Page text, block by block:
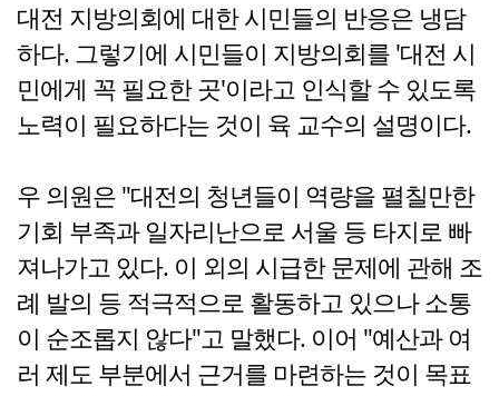
대전 지방의회에 대한 시민들의 반응은 냉담
하다. 그렇기에 시민들이 지방의회를 '대전 시
민에게 꼭 필요한 곳'이라고 인식할 수 있도록
노력이 필요하다는 것이 육 교수의 설명이다.
우 의원은 "대전의 청년들이 역량을 펼칠만한
기회 부족과 일자리난으로 서울 등 타지로 빠
져나가고 있다. 이 외의 시급한 문제에 관해 조
례 발의 등 적극적으로 활동하고 있으나 소통
이 순조롭지 않다"고 말했다. 이어 "예산과 여
러 제도 부분에서 근거를 마련하는 것이 목표